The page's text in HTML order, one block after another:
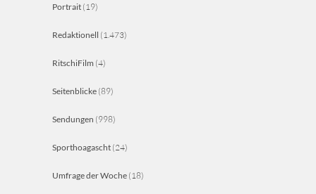
Portrait (19)
Redaktionell (1.473)
RitschiFilm (4)
Seitenblicke (89)
Sendungen (998)
Sporthoagascht (24)
Umfrage der Woche (18)